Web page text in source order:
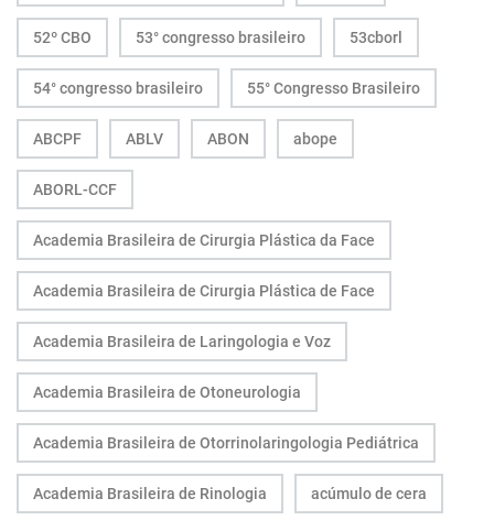
52º CBO 53° congresso brasileiro 53cborl
54° congresso brasileiro 55° Congresso Brasileiro
ABCPF ABLV ABON abope
ABORL-CCF
Academia Brasileira de Cirurgia Plástica da Face
Academia Brasileira de Cirurgia Plástica de Face
Academia Brasileira de Laringologia e Voz
Academia Brasileira de Otoneurologia
Academia Brasileira de Otorrinolaringologia Pediátrica
Academia Brasileira de Rinologia acúmulo de cera